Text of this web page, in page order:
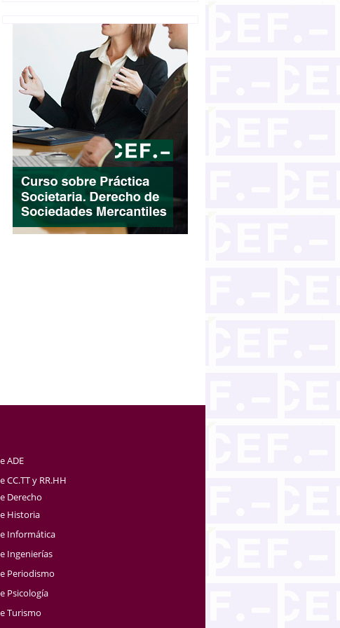
ADE
CC.TT y RR.HH
Derecho
Historia
Informática
Ingenierías
Periodismo
Psicología
Turismo